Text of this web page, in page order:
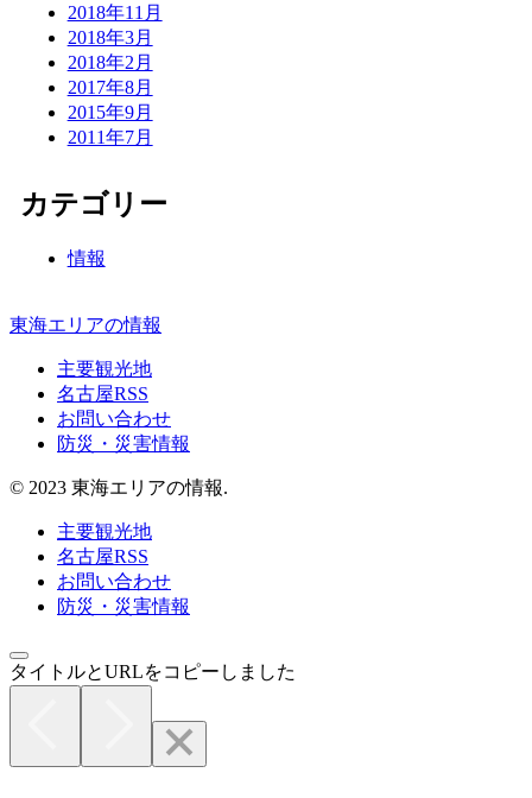
2018年11月
2018年3月
2018年2月
2017年8月
2015年9月
2011年7月
カテゴリー
情報
東海エリアの情報
主要観光地
名古屋RSS
お問い合わせ
防災・災害情報
© 2023 東海エリアの情報.
主要観光地
名古屋RSS
お問い合わせ
防災・災害情報
タイトルとURLをコピーしました